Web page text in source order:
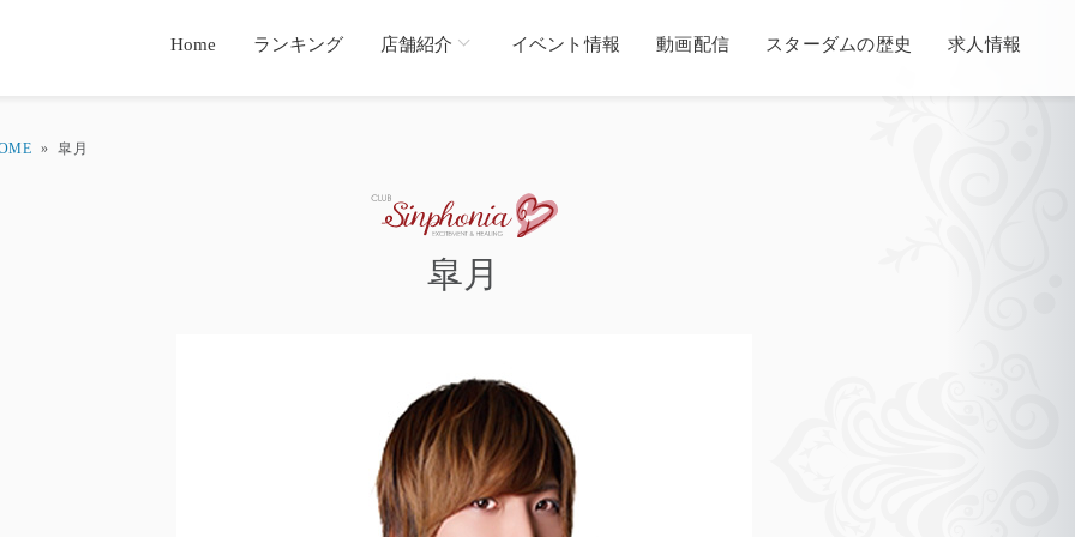
Home ランキング 店舗紹介 イベント情報 動画配信 スターダムの歴史 求人情報
» 皐月
皐月